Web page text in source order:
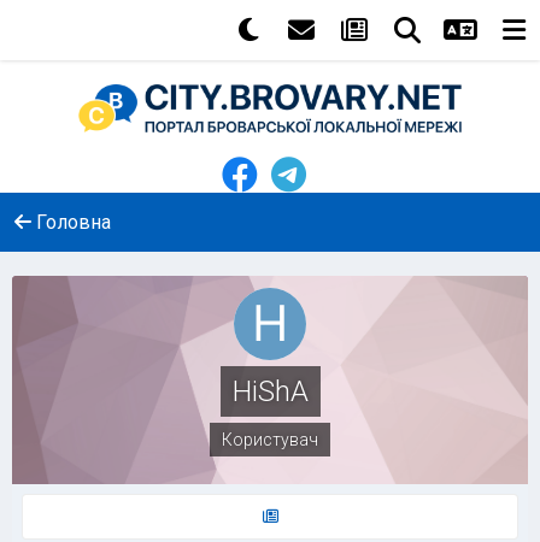
Головна
HiShA
Користувач